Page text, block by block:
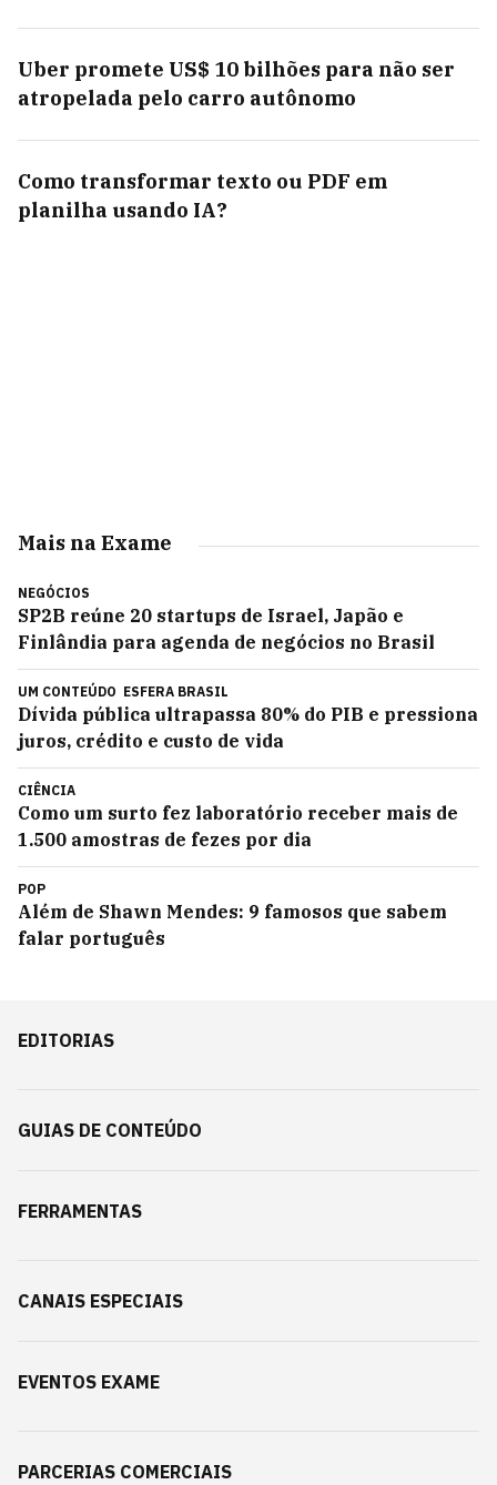
Uber promete US$ 10 bilhões para não ser
atropelada pelo carro autônomo
Como transformar texto ou PDF em
planilha usando IA?
Mais na Exame
NEGÓCIOS
SP2B reúne 20 startups de Israel, Japão e
Finlândia para agenda de negócios no Brasil
UM CONTEÚDO ESFERA BRASIL
Dívida pública ultrapassa 80% do PIB e pressiona
juros, crédito e custo de vida
CIÊNCIA
Como um surto fez laboratório receber mais de
1.500 amostras de fezes por dia
POP
Além de Shawn Mendes: 9 famosos que sabem
falar português
EDITORIAS
GUIAS DE CONTEÚDO
FERRAMENTAS
CANAIS ESPECIAIS
EVENTOS EXAME
PARCERIAS COMERCIAIS